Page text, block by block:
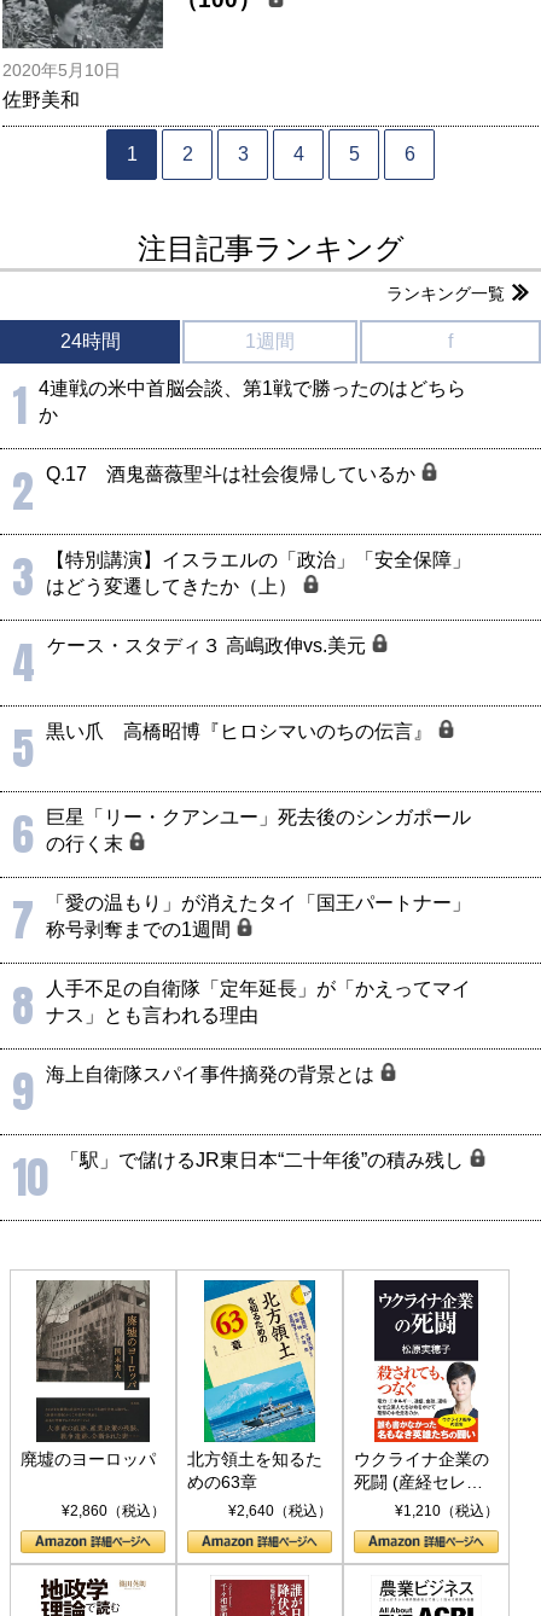
2020年5月10日
佐野美和
1 2 3 4 5 6
注目記事ランキング
ランキング一覧
24時間 1週間 f
1 4連戦の米中首脳会談、第1戦で勝ったのはどちら
か
2 Q.17 酒鬼薔薇聖斗は社会復帰しているか
3
【特別講演】イスラエルの「政治」「安全保障」
はどう変遷してきたか（上）
4 ケース・スタディ３ 高嶋政伸vs.美元
5 黒い爪 高橋昭博『ヒロシマいのちの伝言』
6
巨星「リー・クアンユー」死去後のシンガポール
の行く末
7
「愛の温もり」が消えたタイ「国王パートナー」
称号剥奪までの1週間
8
人手不足の自衛隊「定年延長」が「かえってマイ
ナス」とも言われる理由
9 海上自衛隊スパイ事件摘発の背景とは
10 「駅」で儲けるJR東日本“二十年後”の積み残し
廃墟のヨーロッパ
¥2,860（税込）
北方領土を知るた
めの63章
¥2,640（税込）
ウクライナ企業の
死闘 (産経セレク
ト S 039)¥1,210（税込）